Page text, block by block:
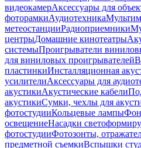
видеокамерАксессуары для
фоторамкиАудиотехника
метеостанцииРадиоприемники
центрыДомашние кинотеатры
системыПроигрыватели
для виниловых проигрывателей
пластинкиИнсталляционная
усилителиАксессуары для
акустикиАкустические кабели
акустикиСумки, чехлы для
фотостудииКольцевые лампы
освещениеНасадки
фотостудииФотозонты,
предметной съемкиВспышки